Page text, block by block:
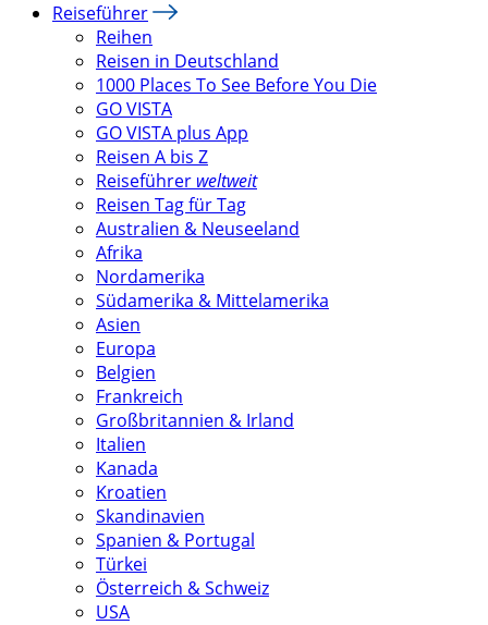
Reiseführer
Reihen
Reisen in Deutschland
1000 Places To See Before You Die
GO VISTA
GO VISTA plus App
Reisen A bis Z
Reiseführer weltweit
Reisen Tag für Tag
Australien & Neuseeland
Afrika
Nordamerika
Südamerika & Mittelamerika
Asien
Europa
Belgien
Frankreich
Großbritannien & Irland
Italien
Kanada
Kroatien
Skandinavien
Spanien & Portugal
Türkei
Österreich & Schweiz
USA